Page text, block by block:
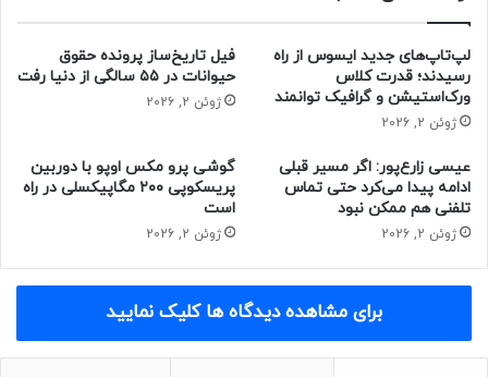
هدفون های گیمینگ
هندزفری و ایرپاد
لپ‌تاپ‌های جدید ایسوس از راه
رسیدند؛ قدرت کلاس
ورک‌استیشن و گرافیک توانمند
ژوئن 2, 2026
فیل تاریخ‌ساز پرونده حقوق
حیوانات در ۵۵ سالگی از دنیا رفت
ژوئن 2, 2026
عیسی زارع‌پور: اگر مسیر قبلی
ادامه پیدا می‌کرد حتی تماس
تلفنی هم ممکن نبود
ژوئن 2, 2026
گوشی پرو مکس اوپو با دوربین
پریسکوپی ۲۰۰ مگاپیکسلی در راه
است
ژوئن 2, 2026
برای مشاهده دیدگاه ها کلیک نمایید